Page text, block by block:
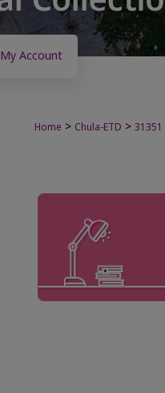
My Account
Home > Chula-ETD > 31351